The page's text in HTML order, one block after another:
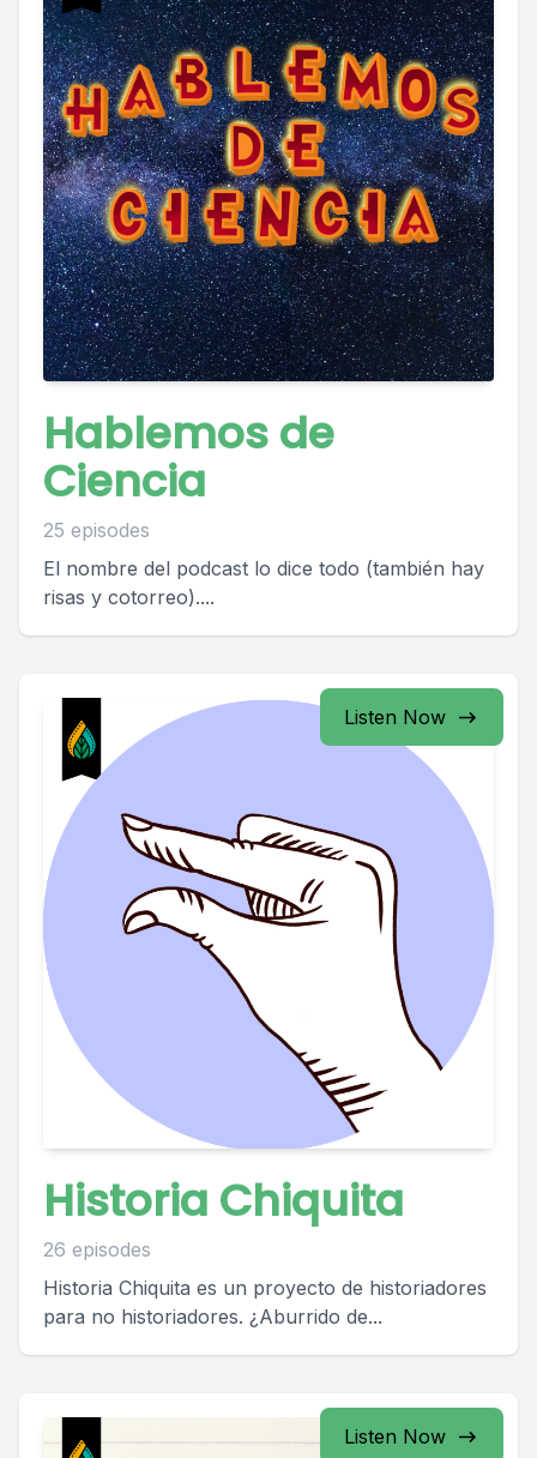
Hablemos de
Ciencia
25 episodes
El nombre del podcast lo dice todo (también hay
risas y cotorreo)....
Listen Now
Historia Chiquita
26 episodes
Historia Chiquita es un proyecto de historiadores
para no historiadores. ¿Aburrido de...
Listen Now